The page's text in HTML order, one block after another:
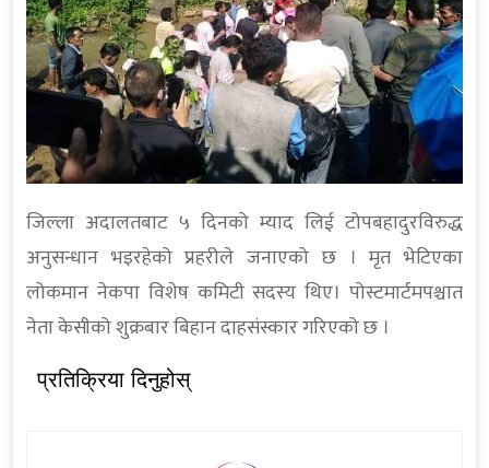
जिल्ला अदालतबाट ५ दिनको म्याद लिई टोपबहादुरविरुद्ध
अनुसन्धान भइरहेको प्रहरीले जनाएको छ । मृत भेटिएका
लोकमान नेकपा विशेष कमिटी सदस्य थिए। पोस्टमार्टमपश्चात
नेता केसीको शुक्रबार बिहान दाहसंस्कार गरिएको छ ।
प्रतिक्रिया दिनुहोस्